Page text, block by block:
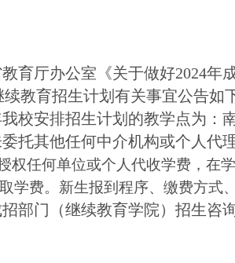
育厅办公室《关于做好2024年
续教育招生计划有关事宜公告如
我校安排招生计划的教学点为：
托其他任何中介机构或个人代
权任何单位或个人代收学费，在
学费。新生报到程序、缴费方式
部门（继续教育学院）招生咨